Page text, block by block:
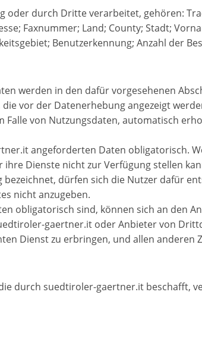
durch Dritte verarbeitet, gehören:
Faxnummer; Land; County; Stadt;
Benutzerkennung; Anzahl der
werden in den dafür vorgesehenen
vor der Datenerhebung angezeigt
von Nutzungsdaten, automatisch
angeforderten Daten obligatorisch.
Dienste nicht zur Verfügung stellen
dürfen sich die Nutzer dafür
nicht anzugeben.
obligatorisch sind, können sich an den
gaertner.it oder Anbieter von
Dienst zu erbringen, und allen anderen
durch suedtiroler-gaertner.it beschafft,